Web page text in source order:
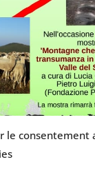
le consentement